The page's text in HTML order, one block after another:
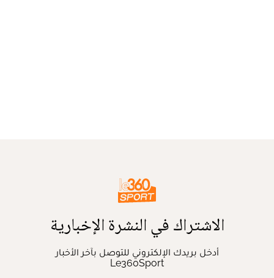
الاشتراك في النشرة الإخبارية
أدخل بريدك الإلكتروني للتوصل بآخر الأخبار
Le360Sport